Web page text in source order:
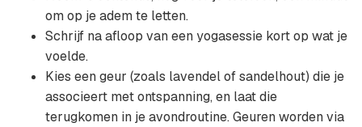
om op je adem te letten.
Schrijf na afloop van een yogasessie kort op wat je
voelde.
Kies een geur (zoals lavendel of sandelhout) die je
associeert met ontspanning, en laat die
terugkomen in je avondroutine. Geuren worden via